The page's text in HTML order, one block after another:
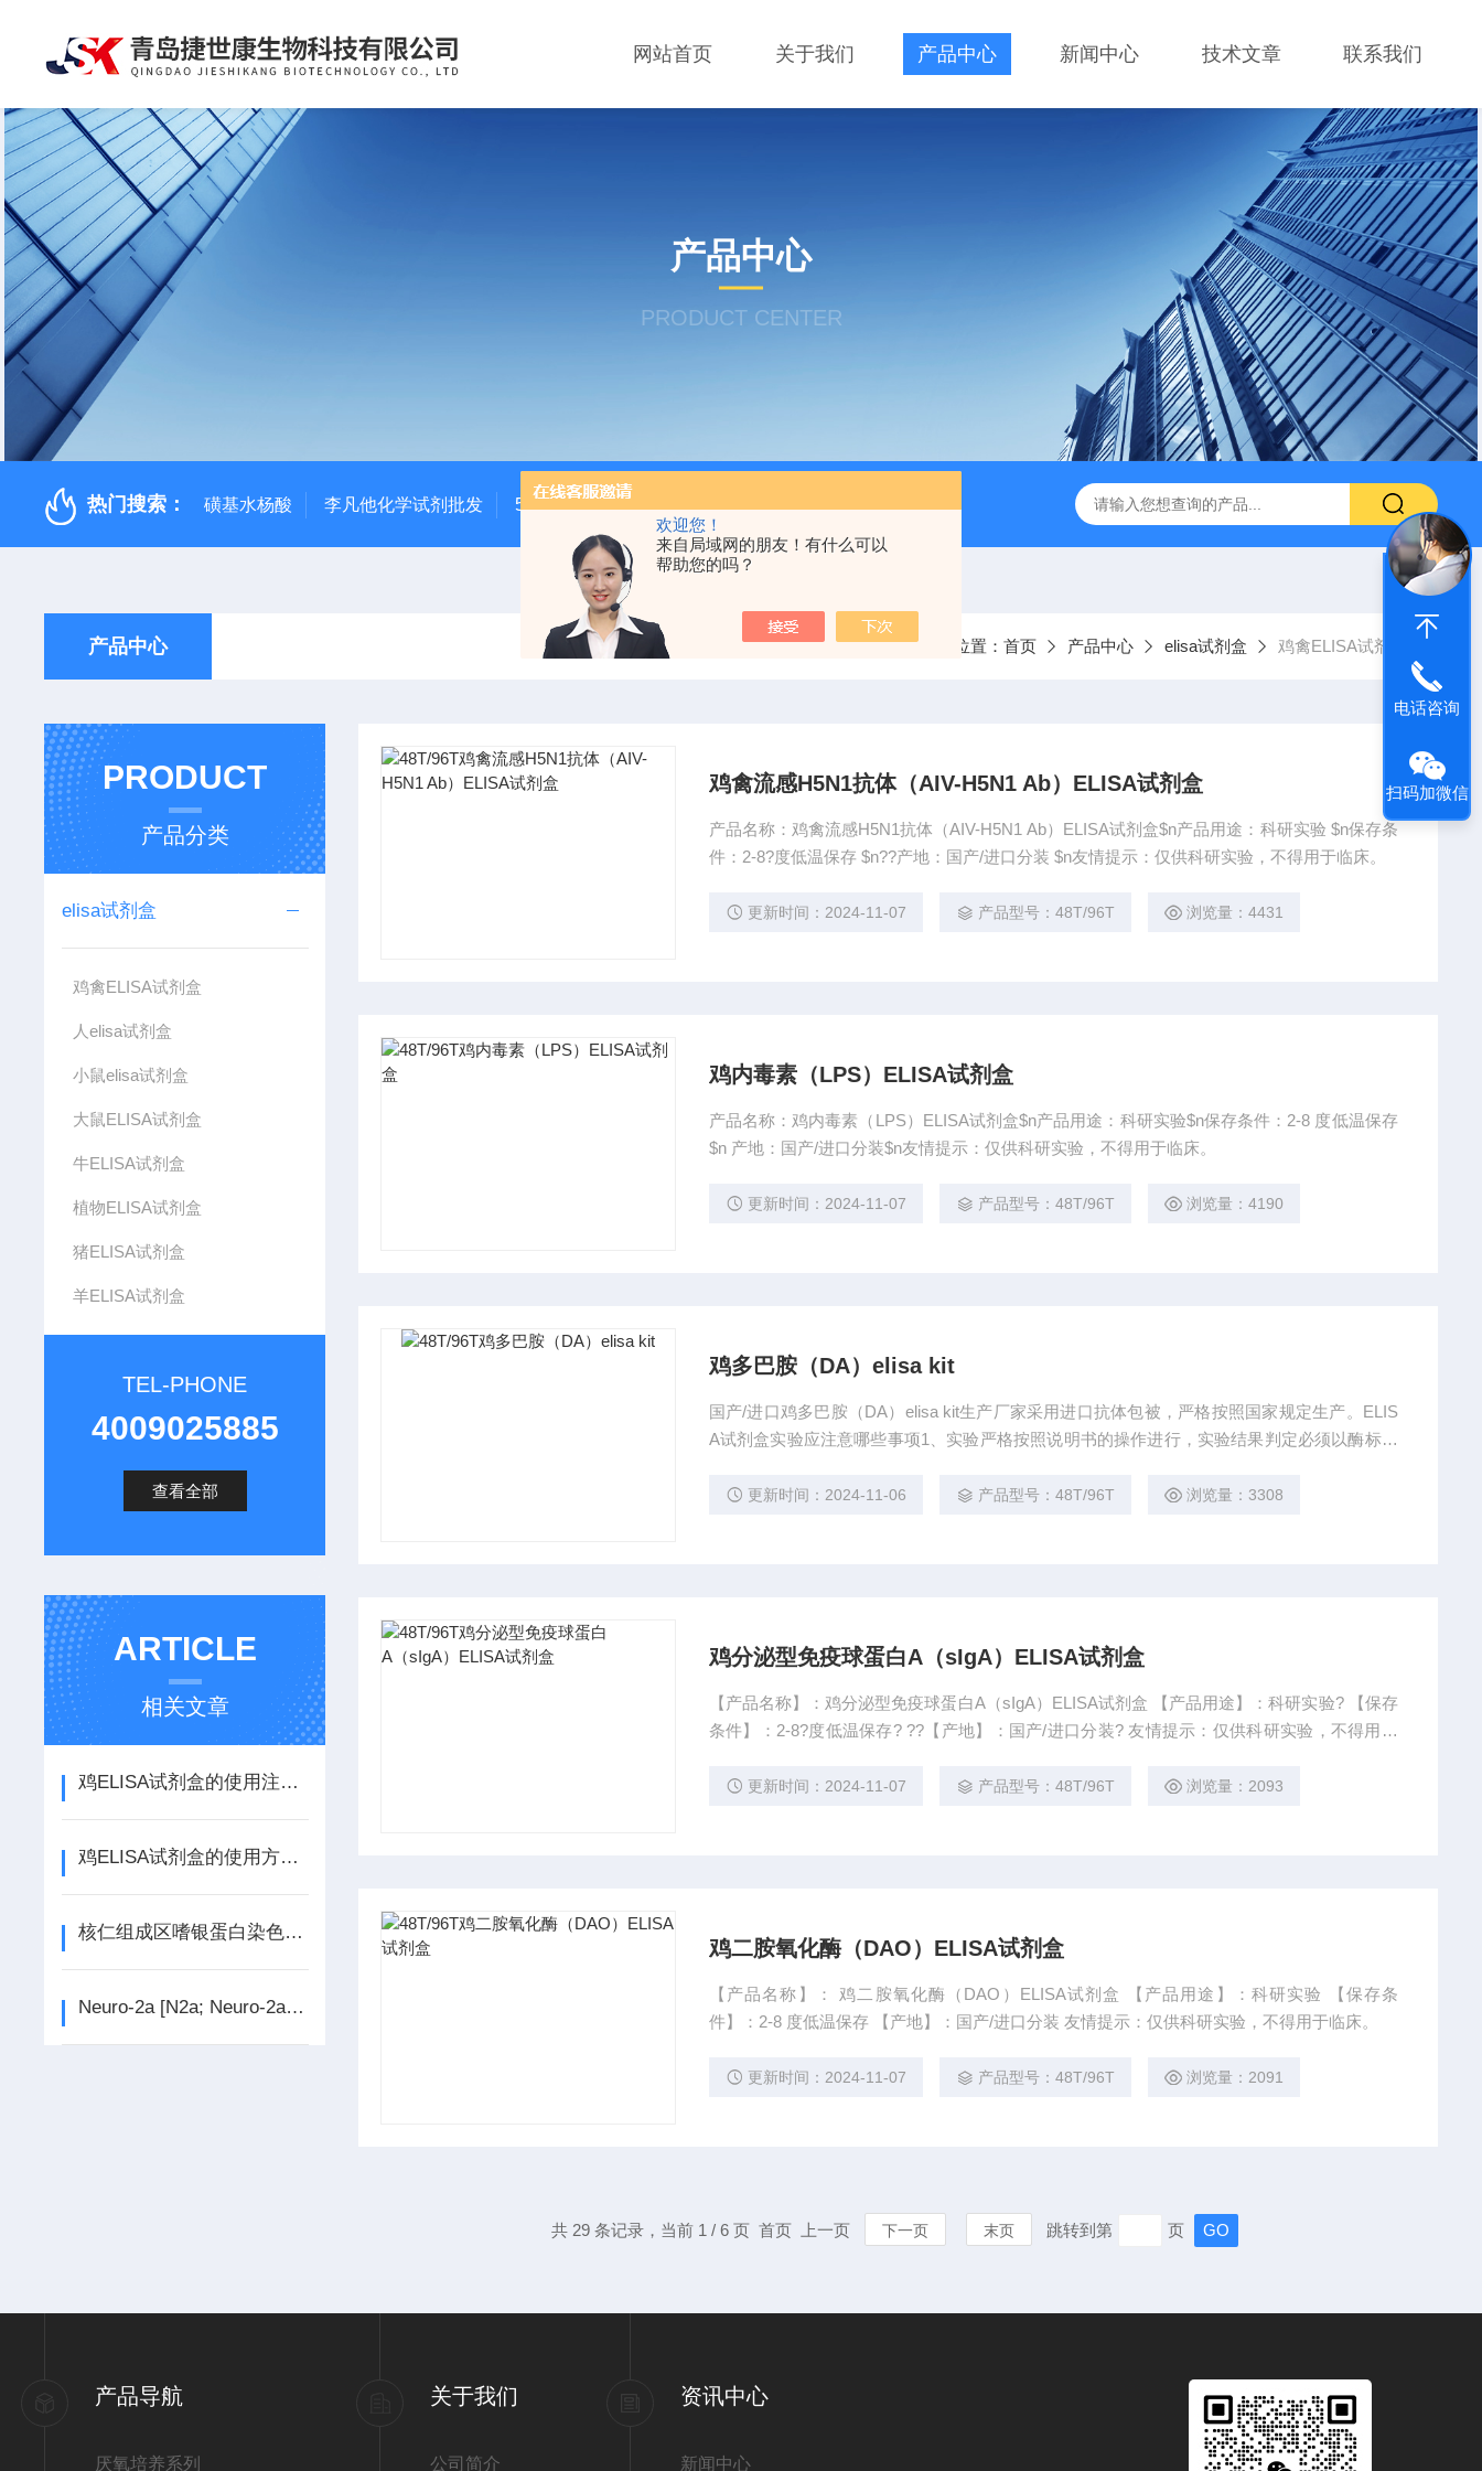
欢迎您！
来自局域网的朋友！有什么可以
帮助您的吗？
网站首页 关于我们 产品中心 新闻中心 技术文章 联系我们
产品中心
PRODUCT CENTER
热门搜索： 磺基水杨酸 李凡他化学试剂批发 500次MTS细胞增殖与细胞毒性检测试剂盒 48t/96t国产ELISA试剂盒,免费代测
产品中心 当前位置： 首页 产品中心 elisa试剂盒 鸡禽ELISA试剂盒
PRODUCT
产品分类
elisa试剂盒
鸡禽ELISA试剂盒
人elisa试剂盒
小鼠elisa试剂盒
大鼠ELISA试剂盒
牛ELISA试剂盒
植物ELISA试剂盒
猪ELISA试剂盒
羊ELISA试剂盒
TEL-PHONE
4009025885
查看全部
ARTICLE
相关文章
鸡ELISA试剂盒的使用注意事项和存储方法
鸡ELISA试剂盒的使用方法其实很简单
核仁组成区嗜银蛋白染色液(AgNOR Stain)介绍
Neuro-2a [N2a; Neuro-2a]（小鼠脑神经瘤细胞）
鸡禽流感H5N1抗体（AIV-H5N1 Ab）ELISA试剂盒
产品名称：鸡禽流感H5N1抗体（AIV-H5N1 Ab）ELISA试剂盒$n产品用途：科研实验 $n保存条
件：2-8?度低温保存 $n??产地：国产/进口分装 $n友情提示：仅供科研实验，不得用于临床。
更新时间：2024-11-07 产品型号：48T/96T 浏览量：4431
鸡内毒素（LPS）ELISA试剂盒
产品名称：鸡内毒素（LPS）ELISA试剂盒$n产品用途：科研实验$n保存条件：2-8 度低温保存
$n 产地：国产/进口分装$n友情提示：仅供科研实验，不得用于临床。
更新时间：2024-11-07 产品型号：48T/96T 浏览量：4190
鸡多巴胺（DA）elisa kit
国产/进口鸡多巴胺（DA）elisa kit生产厂家采用进口抗体包被，严格按照国家规定生产。ELIS
A试剂盒实验应注意哪些事项1、实验严格按照说明书的操作进行，实验结果判定必须以酶标仪
空白对照每加一个就要更换一次吸头;酶标工作液、样本稀释液和底物等公共组分，要悬臂加
更新时间：2024-11-06 产品型号：48T/96T 浏览量：3308
鸡分泌型免疫球蛋白A（sIgA）ELISA试剂盒
【产品名称】：鸡分泌型免疫球蛋白A（sIgA）ELISA试剂盒 【产品用途】：科研实验? 【保存
条件】：2-8?度低温保存? ??【产地】：国产/进口分装? 友情提示：仅供科研实验，不得用于
更新时间：2024-11-07 产品型号：48T/96T 浏览量：2093
鸡二胺氧化酶（DAO）ELISA试剂盒
【产品名称】： 鸡二胺氧化酶（DAO）ELISA试剂盒 【产品用途】：科研实验 【保存条
件】：2-8 度低温保存 【产地】：国产/进口分装 友情提示：仅供科研实验，不得用于临床。
更新时间：2024-11-07 产品型号：48T/96T 浏览量：2091
共 29 条记录，当前 1 / 6 页 首页 上一页 下一页 末页 跳转到第 页
产品导航
厌氧培养系列
关于我们
公司简介
资讯中心
新闻中心
电话咨询
扫码加微信